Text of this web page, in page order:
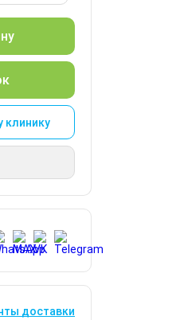
клинику
доставки